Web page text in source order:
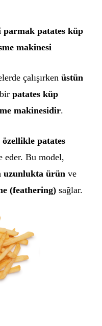
parmak patates küp
makinesi
çalışırken üstün
patates küp
makinesidir.
özellikle patates
eder. Bu model,
uzunlukta ürünve
(feathering)sağlar.